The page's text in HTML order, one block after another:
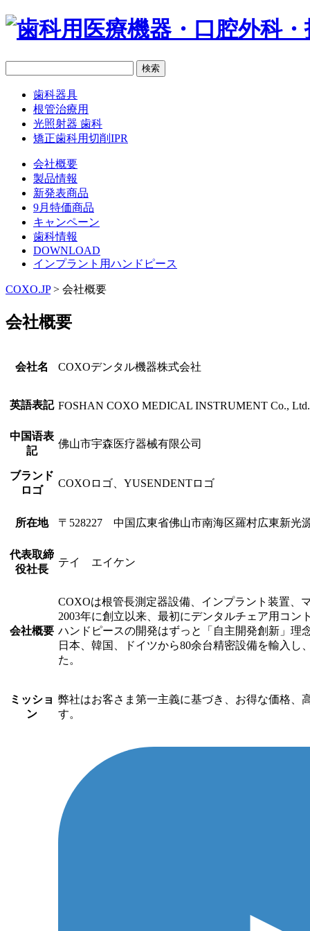
歯科器具
根管治療用
光照射器 歯科
矯正歯科用切削IPR
会社概要
製品情報
新発表商品
9月特価商品
キャンペーン
歯科情報
DOWNLOAD
インプラント用ハンドピース
COXO.JP> 会社概要
会社概要
会社名 COXOデンタル機器株式会社
英語表記 FOSHAN COXO MEDICAL INSTRUMENT Co., Ltd.
中国语表
記
佛山市宇森医疗器械有限公司
ブランド
ロゴ
COXOロゴ、YUSENDENTロゴ
所在地 〒528227 中国広東省佛山市南海区羅村広東新光
代表取締
役社長
テイ エイケン
会社概要
COXOは根管長測定器設備、インプラント装置、
2003年に創立以来、最初にデンタルチェア用コ
ハンドピースの開発はずっと「自主開発創新」理
日本、韓国、ドイツから80余台精密設備を輸入
た。
ミッショ
ン
弊社はお客さま第一主義に基づき、お得な価格、
す。